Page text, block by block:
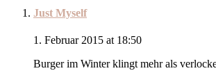
Just Myself
1. Februar 2015 at 18:50
Burger im Winter klingt mehr als